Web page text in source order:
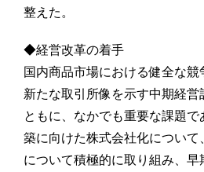
整えた。
◆経営改革の着手
国内商品市場における健全な
新たな取引所像を示す中期経
ともに、なかでも重要な課題
築に向けた株式会社化につい
について積極的に取り組み、